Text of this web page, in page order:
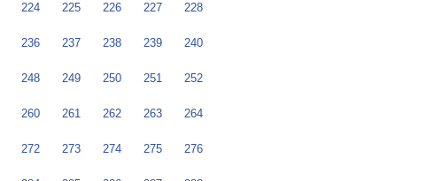
224 225 226 227 228
236 237 238 239 240
248 249 250 251 252
260 261 262 263 264
272 273 274 275 276